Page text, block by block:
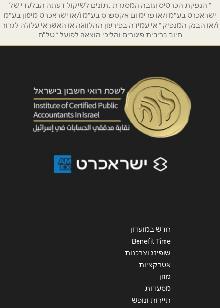
נושא*
אנא חזרו אלי בקשר ל...
* הנפקת הכרטיס וגובה המסגרת נתונים לשיקול דעתה הבלעדי של
ישראכרט בע"מ ו/או פרימיום אקספרס בע"מ ו/או ישראכרט מימון בע"מ
ו/או הבנק המנפיק * אי עמידה בפירעון ההלוואה או האשראי עלולה לגרור
חיוב בריבית פיגורים והליכי הוצאה לפועל * טל"ח
חדש במועדון
Benefit Time
שופינג וצרכנות
אטרקציות
מזון
מסעדות
תיירות ונופש